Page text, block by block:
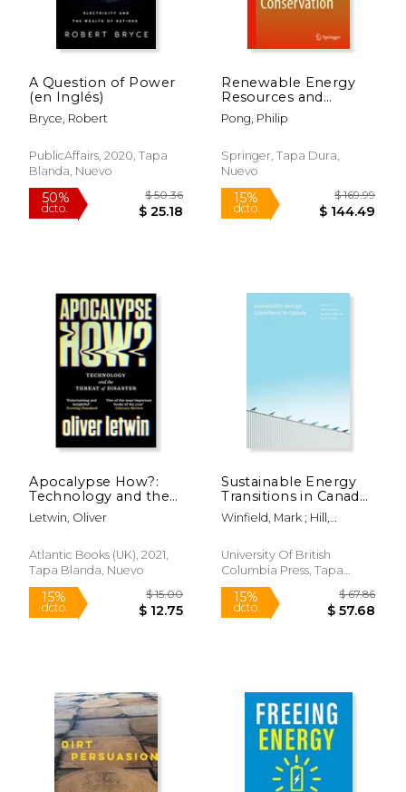
6% $ 69.00 50%
50%
dcto.
$ 27.35 15%
dcto.
A Question of Power
(en Inglés)
Bryce, Robert
PublicAffairs, 2020, Tapa
Blanda, Nuevo
Renewable Energy
Resources and
Conservation (en
Inglés)
Pong, Philip
Springer, Tapa Dura,
Nuevo
Apocalypse How?:
Technology and the
Threat of Disaster (en
Inglés)
Letwin, Oliver
Atlantic Books (UK), 2021,
Tapa Blanda, Nuevo
Sustainable Energy
Transitions in Canada
(en Inglés)
Winfield, Mark ; Hill,
University Of British
Columbia Press, Tapa
Blanda, Nuevo